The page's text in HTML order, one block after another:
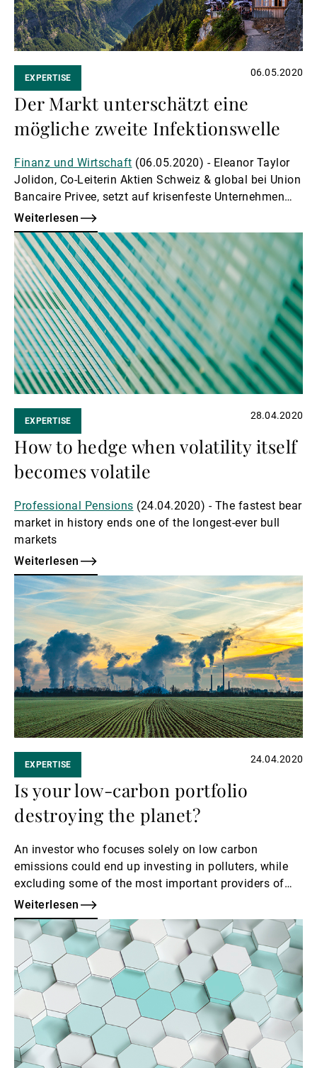
EXPERTISE 06.05.2020
Der Markt unterschätzt eine
mögliche zweite Infektionswelle
Finanz und Wirtschaft (06.05.2020) - Eleanor Taylor
Jolidon, Co-Leiterin Aktien Schweiz & global bei Union
Bancaire Privee, setzt auf krisenfeste Unternehmen
und warnt vor zu viel Optimismus.
Weiterlesen
Weiterlesen
EXPERTISE 28.04.2020
How to hedge when volatility itself
becomes volatile
Professional Pensions (24.04.2020) - The fastest bear
market in history ends one of the longest-ever bull
markets
Weiterlesen
Weiterlesen
EXPERTISE 24.04.2020
Is your low-carbon portfolio
destroying the planet?
An investor who focuses solely on low carbon
emissions could end up investing in polluters, while
excluding some of the most important providers of
solutions to the climate emergency.
Weiterlesen
Weiterlesen